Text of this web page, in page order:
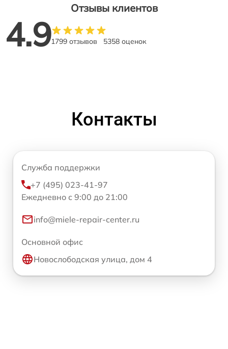
Отзывы клиентов
4.91799 отзывов 5358 оценок
Контакты
Служба поддержки
+7 (495) 023-41-97
Ежедневно с 9:00 до 21:00
info@miele-repair-center.ru
Основной офис
Новослободская улица, дом 4